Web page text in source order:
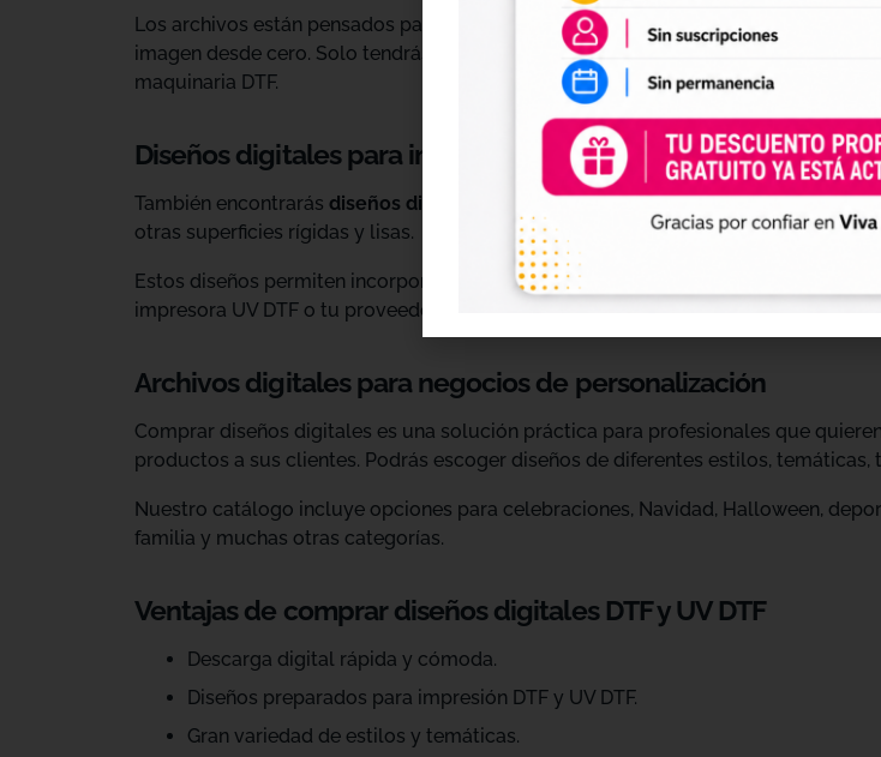
Los archivos están pensados para facilitar la preparación de tus impresiones y
imagen desde cero. Solo tendrás que adaptar el tamaño a tus necesidades,
maquinaria DTF.
Diseños digitales para impresión UV DTF
También encontrarás diseños digitales para UV DTF, perfectos para personalizar
otras superficies rígidas y lisas.
Estos diseños permiten incorporar nuevas opciones a tu catálogo de
impresora UV DTF o tu proveedor habitual de impresión.
Archivos digitales para negocios de personalización
Comprar diseños digitales es una solución práctica para profesionales que
productos a sus clientes. Podrás escoger diseños de diferentes estilos,
Nuestro catálogo incluye opciones para celebraciones, Navidad, Halloween,
familia y muchas otras categorías.
Ventajas de comprar diseños digitales DTF y UV DTF
Descarga digital rápida y cómoda.
Diseños preparados para impresión DTF y UV DTF.
Gran variedad de estilos y temáticas.